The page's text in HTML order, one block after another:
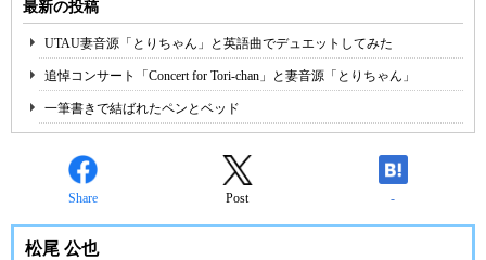
最新の投稿
UTAU妻音源「とりちゃん」と英語曲でデュエットしてみた
追悼コンサート「Concert for Tori-chan」と妻音源「とりちゃん」
一筆書きで結ばれたペンとベッド
Share Post -
松尾 公也